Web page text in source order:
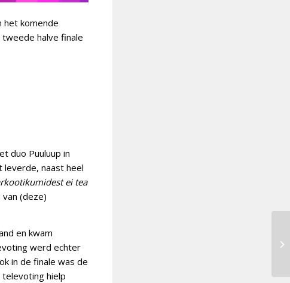
het komende
halve finale
duo Puuluup in
leverde, naast heel
ei tea
(deze)
en kwam
werd echter
in de finale was de
hielp